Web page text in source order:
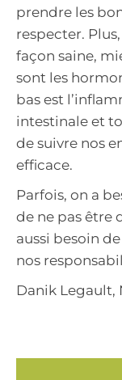
prendre les
respecter.
façon saine,
sont les
bas est
intestinale et
de suivre nos
efficace.
Parfois, on a
de ne pas être
aussi besoin
nos
Danik Legault,